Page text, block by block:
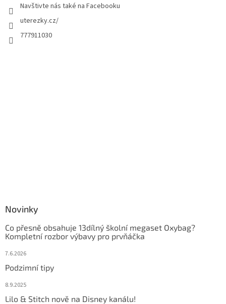
Navštivte nás také na Facebooku
uterezky.cz/
777911030
Novinky
Co přesně obsahuje 13dílný školní megaset Oxybag?
Kompletní rozbor výbavy pro prvňáčka
7.6.2026
Podzimní tipy
8.9.2025
Lilo & Stitch nově na Disney kanálu!